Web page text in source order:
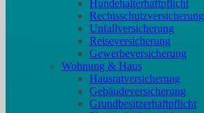
Hundehalterhaftpflicht
Rechtsschutzversicherung
Unfallversicherung
Reiseversicherung
Gewerbeversicherung
Wohnung & Haus
Hausratversicherung
Gebäudeversicherung
Grundbesitzerhaftpflicht